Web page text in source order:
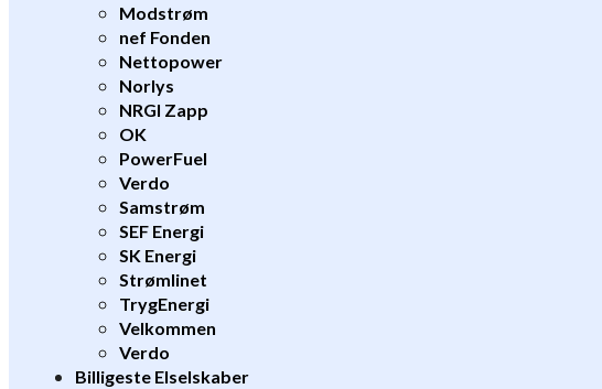
Modstrøm
nef Fonden
Nettopower
Norlys
NRGI Zapp
OK
PowerFuel
Verdo
Samstrøm
SEF Energi
SK Energi
Strømlinet
TrygEnergi
Velkommen
Verdo
Billigeste Elselskaber